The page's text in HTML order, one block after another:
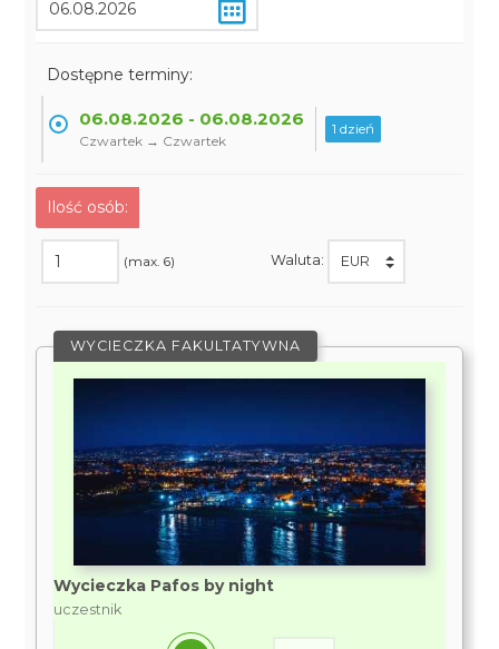
Dostępne terminy:
06.08.2026 - 06.08.2026
Czwartek → Czwartek
1 dzień
Ilość osób:
(max. 6) Waluta:
WYCIECZKA FAKULTATYWNA
Wycieczka Pafos by night
uczestnik